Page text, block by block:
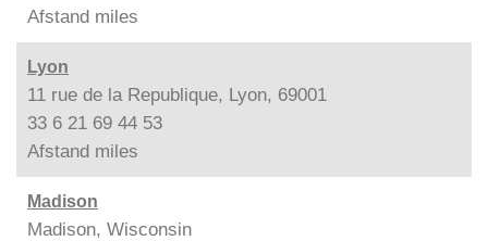
Afstand miles
Lyon
11 rue de la Republique, Lyon, 69001
33 6 21 69 44 53
Afstand miles
Madison
Madison, Wisconsin